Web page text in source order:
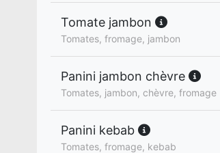
Tomate jambon
Tomates, fromage, jambon
Panini jambon chèvre
Tomates, jambon, chèvre, fromage
Panini kebab
Tomates, fromage, kebab